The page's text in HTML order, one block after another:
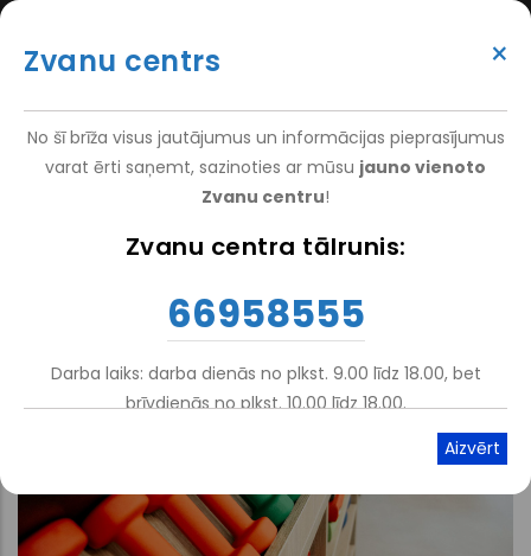
Pārlekt
galveno
MENU
VAKANCES
DARBINIEKIEM
Atpakaļceļš
×
Zvanu centrs
No šī brīža visus jautājumus un informācijas pieprasījumus
varat ērti saņemt, sazinoties ar mūsu jauno vienoto
Zvanu centru!
Zvanu centra tālrunis:
66958555
Darba laiks: darba dienās no plkst. 9.00 līdz 18.00, bet
brīvdienās no plkst. 10.00 līdz 18.00.